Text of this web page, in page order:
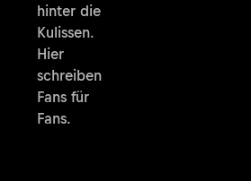
hinter die
Kulissen.
Hier
schreiben
Fans für
Fans.